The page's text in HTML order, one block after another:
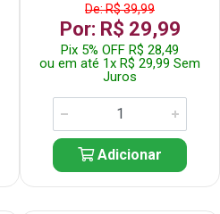
De: R$ 39,99
Por: R$ 29,99
Pix 5% OFF R$ 28,49
ou em até 1x R$ 29,99 Sem
Juros
Adicionar